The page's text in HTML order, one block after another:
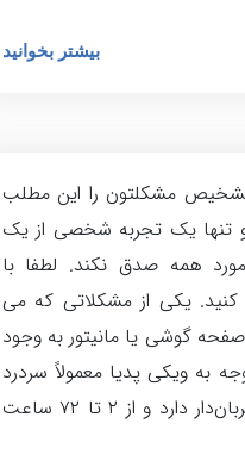
بیشتر بخوانید
مشکلتون را این مطلب
تنها یک تجربه شخصی از یک
همه صدق نکند. لطفا با
کنید. یکی از مشکلاتی که می
گوشی یا مانیتور به وجود
به ویکی پدیا معمولاً سردرد
بر نیمی از سر تأثیر می‌گذارد و ماهیتی ضربان‌دار دارد و از ۲ تا ۷۲ ساعت